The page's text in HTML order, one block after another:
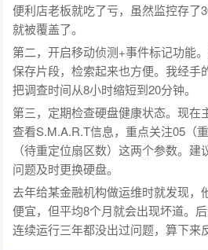
便利店老板就吃了亏，虽然监控存了
就被覆盖了。
第二，开启移动侦测+事件标记功能
保存片段，检索起来也方便。我经手
把调查时间从8小时缩短到20分钟。
第三，定期检查硬盘健康状态。现在
查看S.M.A.R.T信息，重点关注05（
（待重定位扇区数）这两个参数。
问题及时更换硬盘。
去年给某金融机构做运维时就发现，
便宜，但平均8个月就会出现坏道。
连续运行三年都没出过问题，算下来